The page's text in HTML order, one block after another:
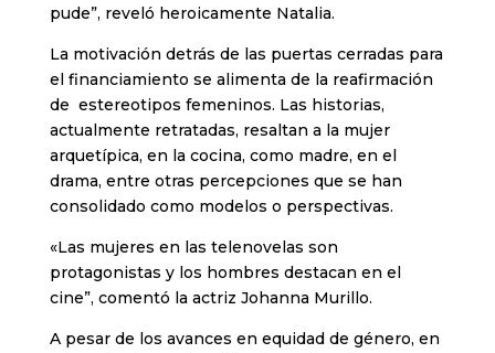
pude”, reveló heroicamente Natalia.
La motivación detrás de las puertas cerradas para
el financiamiento se alimenta de la reafirmación
de estereotipos femeninos. Las historias,
actualmente retratadas, resaltan a la mujer
arquetípica, en la cocina, como madre, en el
drama, entre otras percepciones que se han
consolidado como modelos o perspectivas.
«Las mujeres en las telenovelas son
protagonistas y los hombres destacan en el
cine”, comentó la actriz Johanna Murillo.
A pesar de los avances en equidad de género, en